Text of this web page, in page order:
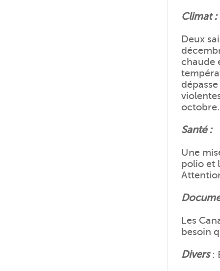
Climat :
Deux
chaude
octobre.
Santé :
Une
polio et
Les
besoin
Divers: